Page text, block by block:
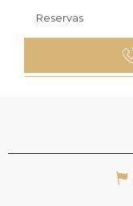
Reservas